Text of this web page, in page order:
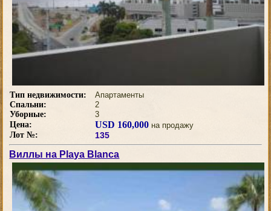
Тип недвижимости:
Апартаменты
Спальни:
2
Уборные:
3
Цена:
USD 160,000 на продажу
Лот №:
135
Виллы на Playa Blanca